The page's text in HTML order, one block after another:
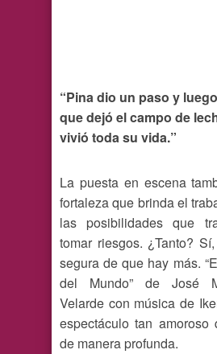
“Pina dio un paso y
que dejó el campo de
vivió toda su vida.”
La puesta en escena
fortaleza que brinda el
las posibilidades que
tomar riesgos. ¿Tanto?
segura de que hay más.
del Mundo” de José
Velarde con música de
espectáculo tan amoroso
de manera profunda.